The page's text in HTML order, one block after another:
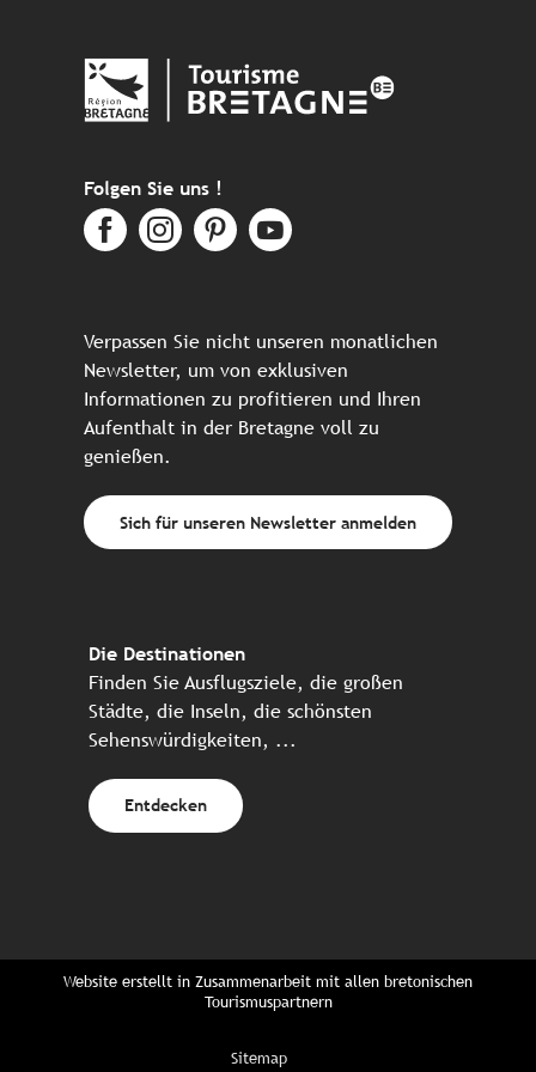
Folgen Sie uns !
Verpassen Sie nicht unseren monatlichen
Newsletter, um von exklusiven
Informationen zu profitieren und Ihren
Aufenthalt in der Bretagne voll zu
genießen.
Sich für unseren Newsletter anmelden
Die Destinationen
Finden Sie Ausflugsziele, die großen
Städte, die Inseln, die schönsten
Sehenswürdigkeiten, ...
Entdecken
Website erstellt in Zusammenarbeit mit allen bretonischen
Tourismuspartnern
Sitemap